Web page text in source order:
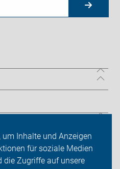
um Inhalte und Anzeigen
für soziale Medien
die Zugriffe auf unsere